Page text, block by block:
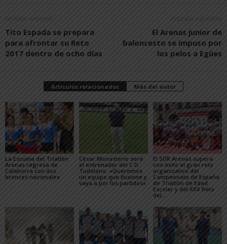
Artículo anterior
Tito Espada se prepara
para afrontar su Reto
2017 dentro de ocho días
Artículo siguiente
El Arenas junior de
baloncesto se impuso por
los pelos a Egües
Artículos relacionados Más del autor
La Escuela del Triatlón
Arenas regresa de
Calahorra con dos
bronces nacionales
César Monasterio será
el entrenador del C.D.
Tudelano: «Queremos
un equipo que ilusione y
vaya a por los partidos»
El SDR Arenas supera
con éxito el gran reto
organizativo del
Campeonato de España
de Triatlón de Edad
Escolar y del XXV Reto
del...